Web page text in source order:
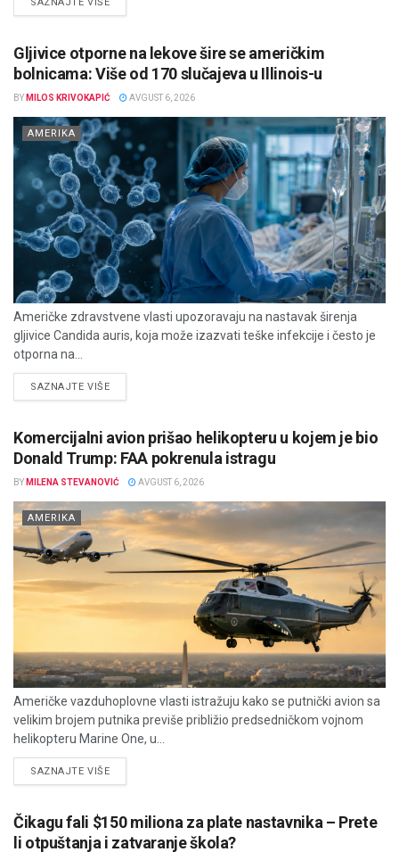
Gljivice otporne na lekove šire se američkim
bolnicama: Više od 170 slučajeva u Illinois-u
BY MILOS KRIVOKAPIĆ AVGUST 6, 2026
AMERIKA
Američke zdravstvene vlasti upozoravaju na nastavak širenja
gljivice Candida auris, koja može izazvati teške infekcije i često je
otporna na...
SAZNAJTE VIŠEDETAILS
Komercijalni avion prišao helikopteru u kojem je bio
Donald Trump: FAA pokrenula istragu
BY MILENA STEVANOVIĆ AVGUST 6, 2026
AMERIKA
Američke vazduhoplovne vlasti istražuju kako se putnički avion sa
velikim brojem putnika previše približio predsedničkom vojnom
helikopteru Marine One, u...
SAZNAJTE VIŠEDETAILS
Čikagu fali $150 miliona za plate nastavnika – Prete
li otpuštanja i zatvaranje škola?